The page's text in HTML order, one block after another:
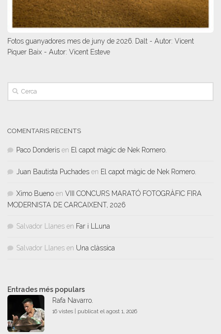
Fotos guanyadores mes de juny de 2026. Dalt - Autor: Vicent
Piquer Baix - Autor: Vicent Esteve
COMENTARIS RECENTS
Paco Donderis en El capot màgic de Nek Romero.
Juan Bautista Puchades en El capot màgic de Nek Romero.
Ximo Bueno en VIII CONCURS MARATÓ FOTOGRÀFIC FIRA
MODERNISTA DE CARCAIXENT, 2026
Salvador Llanes en Far i LLuna
Salvador Llanes en Una clàssica
Entrades més populars
Rafa Navarro.
16 vistes publicat el agost 1, 2026